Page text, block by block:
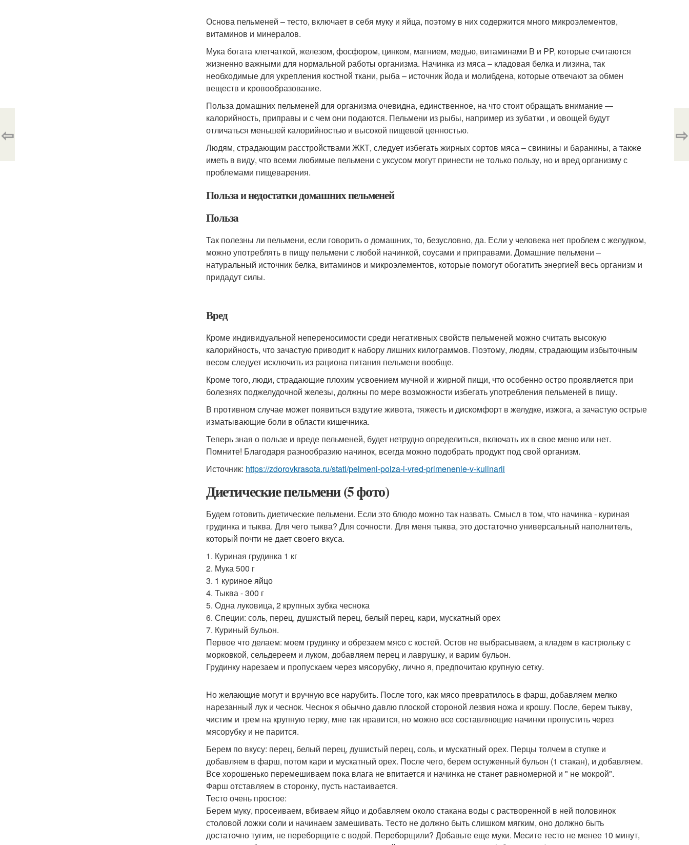
Основа пельменей – тесто, включает в себя муку и яйца, поэтому в них содержится много микроэлементов,
витаминов и минералов.
Мука богата клетчаткой, железом, фосфором, цинком, магнием, медью, витаминами B и PP, которые считаются
жизненно важными для нормальной работы организма. Начинка из мяса – кладовая белка и лизина, так
необходимые для укрепления костной ткани, рыба – источник йода и молибдена, которые отвечают за обмен
веществ и кровообразование.
Польза домашних пельменей для организма очевидна, единственное, на что стоит обращать внимание —
калорийность, приправы и с чем они подаются. Пельмени из рыбы, например из зубатки , и овощей будут
отличаться меньшей калорийностью и высокой пищевой ценностью.
Людям, страдающим расстройствами ЖКТ, следует избегать жирных сортов мяса – свинины и баранины, а также
иметь в виду, что всеми любимые пельмени с уксусом могут принести не только пользу, но и вред организму с
проблемами пищеварения.
Польза и недостатки домашних пельменей
Польза
Так полезны ли пельмени, если говорить о домашних, то, безусловно, да. Если у человека нет проблем с желудком,
можно употреблять в пищу пельмени с любой начинкой, соусами и приправами. Домашние пельмени –
натуральный источник белка, витаминов и микроэлементов, которые помогут обогатить энергией весь организм и
придадут силы.
Вред
Кроме индивидуальной непереносимости среди негативных свойств пельменей можно считать высокую
калорийность, что зачастую приводит к набору лишних килограммов. Поэтому, людям, страдающим избыточным
весом следует исключить из рациона питания пельмени вообще.
Кроме того, люди, страдающие плохим усвоением мучной и жирной пищи, что особенно остро проявляется при
болезнях поджелудочной железы, должны по мере возможности избегать употребления пельменей в пищу.
В противном случае может появиться вздутие живота, тяжесть и дискомфорт в желудке, изжога, а зачастую острые
изматывающие боли в области кишечника.
Теперь зная о пользе и вреде пельменей, будет нетрудно определиться, включать их в свое меню или нет.
Помните! Благодаря разнообразию начинок, всегда можно подобрать продукт под свой организм.
Источник: https://zdorovkrasota.ru/stati/pelmeni-polza-i-vred-primenenie-v-kulinarii
Диетические пельмени (5 фото)
Будем готовить диетические пельмени. Если это блюдо можно так назвать. Смысл в том, что начинка - куриная
грудинка и тыква. Для чего тыква? Для сочности. Для меня тыква, это достаточно универсальный наполнитель,
который почти не дает своего вкуса.
1. Куриная грудинка 1 кг
2. Мука 500 г
3. 1 куриное яйцо
4. Тыква - 300 г
5. Одна луковица, 2 крупных зубка чеснока
6. Специи: соль, перец, душистый перец, белый перец, кари, мускатный орех
7. Куриный бульон.
Первое что делаем: моем грудинку и обрезаем мясо с костей. Остов не выбрасываем, а кладем в кастрюльку с
морковкой, сельдереем и луком, добавляем перец и лаврушку, и варим бульон.
Грудинку нарезаем и пропускаем через мясорубку, лично я, предпочитаю крупную сетку.
Но желающие могут и вручную все нарубить. После того, как мясо превратилось в фарш, добавляем мелко
нарезанный лук и чеснок. Чеснок я обычно давлю плоской стороной лезвия ножа и крошу. После, берем тыкву,
чистим и трем на крупную терку, мне так нравится, но можно все составляющие начинки пропустить через
мясорубку и не парится.
Берем по вкусу: перец, белый перец, душистый перец, соль, и мускатный орех. Перцы толчем в ступке и
добавляем в фарш, потом кари и мускатный орех. После чего, берем остуженный бульон (1 стакан), и добавляем.
Все хорошенько перемешиваем пока влага не впитается и начинка не станет равномерной и " не мокрой".
Фарш отставляем в сторонку, пусть настаивается.
Тесто очень простое:
Берем муку, просеиваем, вбиваем яйцо и добавляем около стакана воды с растворенной в ней половинок
столовой ложки соли и начинаем замешивать. Тесто не должно быть слишком мягким, оно должно быть
достаточно тугим, не переборщите с водой. Переборщили? Добавьте еще муки. Месите тесто не менее 10 минут,
⇦ ⇨